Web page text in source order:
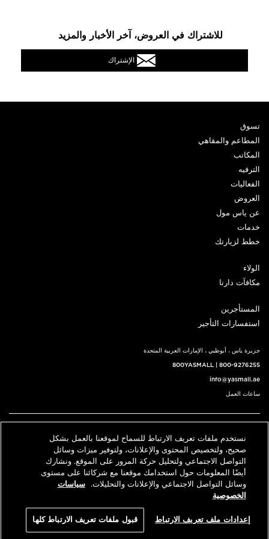
للاشتراك في العروض، آخر الأخبار والمزيد
الإشتراك
تسوق
المطاعم والمقاهي
المكاتب
الترفيه
الفعاليات
العروض
عن ياس مول
خدمات
خطط لزيارتك
الولاء
مكافآت دارنا
المستأجرين
استفسارات التأجير
جزيرة ياس ، أبوظبي ، الإمارات العربية المتحدة
800YASMALL 800-9276255
info@yasmall.ae
ساعات العمل
English حدد موقعنا اتصل بنا
© 2026 كل الحقوق محفوظة، ياس مول v3.1
An ALDAR Property
نستخدم ملفات تعريف الارتباط للسماح لموقعنا بالعمل بشكل
صحيح، ولتخصيص المحتوى والإعلانات، ولتوفير ميزات وسائل
التواصل الاجتماعي ولتحليل حركة المرور على الموقع. ونشارك
أيضًا المعلومات حول استخدامك موقعنا مع شركائنا على مستوى
وسائل التواصل الاجتماعي والإعلانات والتحليلات.
سياسات
الخصوصية
إعدادات ملف تعريف الارتباط قبول ملفات تعريف الارتباط كلها